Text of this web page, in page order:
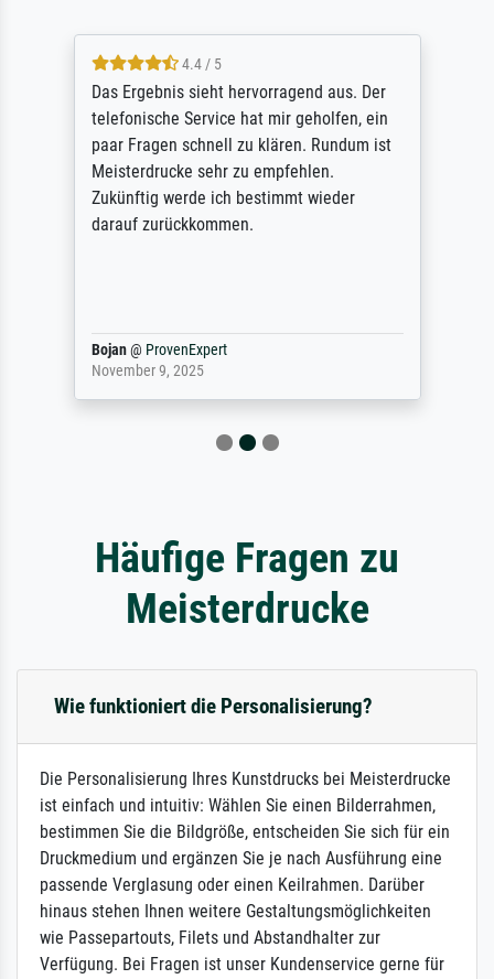
4.4 / 5
Das Ergebnis sieht hervorragend aus. Der
telefonische Service hat mir geholfen, ein
paar Fragen schnell zu klären. Rundum ist
Meisterdrucke sehr zu empfehlen.
Zukünftig werde ich bestimmt wieder
darauf zurückkommen.
Bojan@ ProvenExpert
November 9, 2025
Häufige Fragen zu
Meisterdrucke
Wie funktioniert die Personalisierung?
Die Personalisierung Ihres Kunstdrucks bei Meisterdrucke
ist einfach und intuitiv: Wählen Sie einen Bilderrahmen,
bestimmen Sie die Bildgröße, entscheiden Sie sich für ein
Druckmedium und ergänzen Sie je nach Ausführung eine
passende Verglasung oder einen Keilrahmen. Darüber
hinaus stehen Ihnen weitere Gestaltungsmöglichkeiten
wie Passepartouts, Filets und Abstandhalter zur
Verfügung. Bei Fragen ist unser Kundenservice gerne für